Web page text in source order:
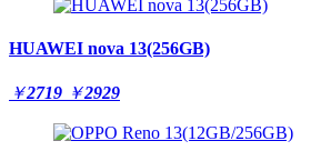
HUAWEI nova 13(256GB)
￥2719 ￥2929